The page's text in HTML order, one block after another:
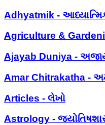
Adhyatmik -
Agriculture &
Ajayab Duniya -
Amar Chitrakatha -
Articles - લેખો
Astrology -